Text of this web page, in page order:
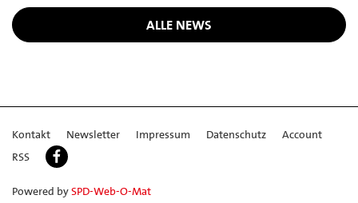
ALLE NEWS
Kontakt Newsletter Impressum Datenschutz
Account
RSS
Powered bySPD-Web-O-Mat